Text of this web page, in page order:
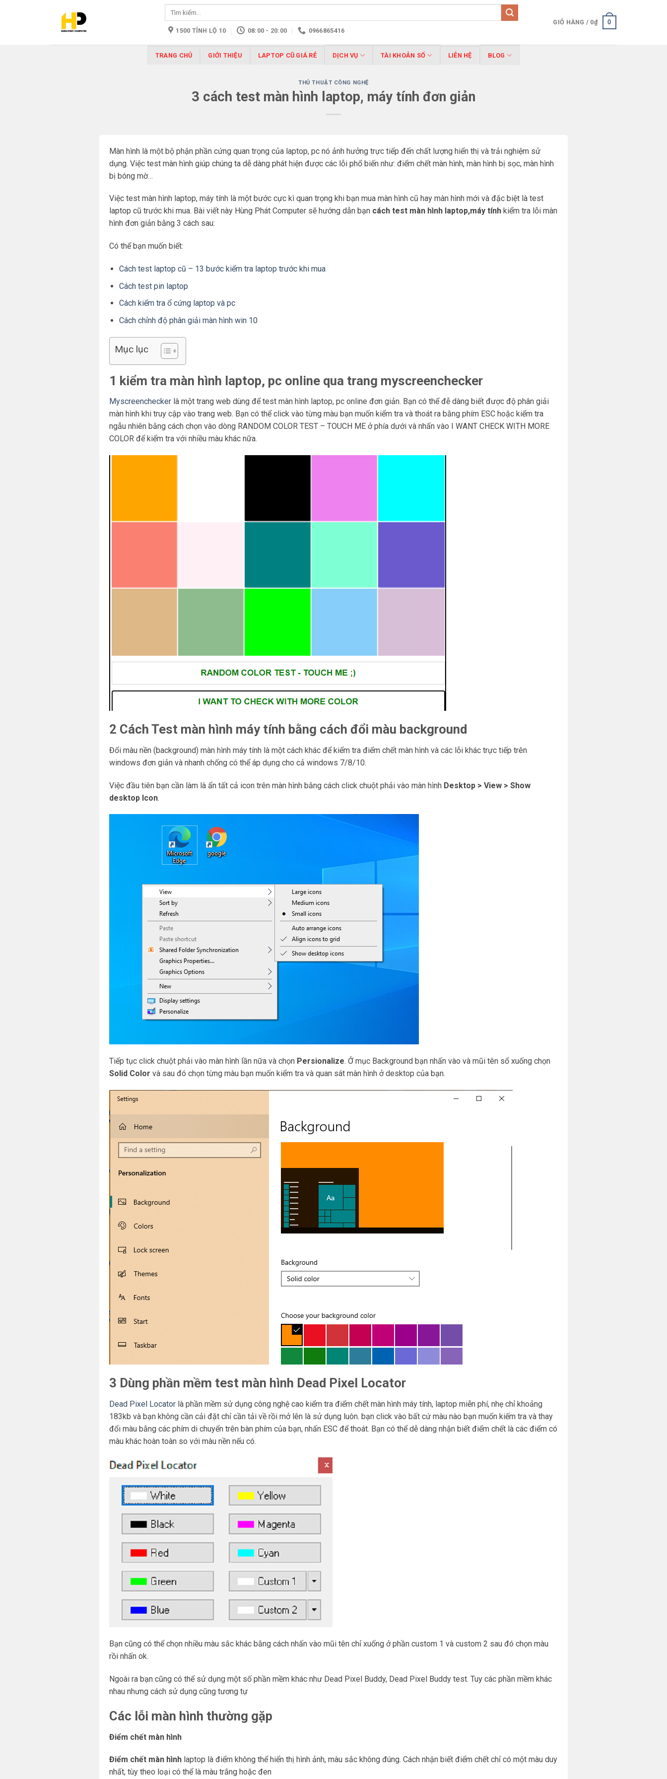
1500 TỈNH LỘ 10 08:00 - 20:00 0966865416
GIỎ HÀNG / 0₫ 0
TRANG CHỦ GIỚI THIỆU LAPTOP CŨ GIÁ RẺ DỊCH VỤ TÀI KHOẢN SỐ LIÊN HỆ BLOG
THỦ THUẬT CÔNG NGHỆ
3 cách test màn hình laptop, máy tính đơn giản
Màn hình là một bộ phận phần cứng quan trọng của laptop, pc nó ảnh hưởng trực tiếp đến chất lượng hiển thị và trải nghiệm sử
dụng. Việc test màn hình giúp chúng ta dễ dàng phát hiện được các lỗi phổ biến như: điểm chết màn hình, màn hình bị sọc, màn hình
bị bóng mờ…
Việc test màn hình laptop, máy tính là một bước cực kì quan trọng khi bạn mua màn hình cũ hay màn hình mới và đặc biệt là test
laptop cũ trước khi mua. Bài viết này Hùng Phát Computer sẽ hướng dẫn bạn cách test màn hình laptop,máy tínhkiểm tra lỗi màn
hình đơn giản bằng 3 cách sau:
Có thể bạn muốn biết:
Cách test laptop cũ – 13 bước kiểm tra laptop trước khi mua
Cách test pin laptop
Cách kiểm tra ổ cứng laptop và pc
Cách chỉnh độ phân giải màn hình win 10
Mục lục
1 kiểm tra màn hình laptop, pc online qua trang myscreenchecker
Myscreencheckerlà một trang web dùng để test màn hình laptop, pc online đơn giản. Bạn có thể đễ dàng biết được độ phân giải
màn hình khi truy cập vào trang web. Bạn có thể click vào từng màu bạn muốn kiểm tra và thoát ra bằng phím ESC hoặc kiểm tra
ngẫu nhiên bằng cách chọn vào dòng RANDOM COLOR TEST – TOUCH ME ở phía dưới và nhấn vào I WANT CHECK WITH MORE
COLOR để kiểm tra với nhiều màu khác nữa.
2 Cách Test màn hình máy tính bằng cách đổi màu background
Đổi màu nền (background) màn hình máy tính là một cách khác để kiểm tra điểm chết màn hình và các lỗi khác trực tiếp trên
windows đơn giản và nhanh chống có thể áp dụng cho cả windows 7/8/10.
Việc đầu tiên bạn cần làm là ẩn tất cả icon trên màn hình bằng cách click chuột phải vào màn hình Desktop > View > Show
desktop Icon.
Tiếp tục click chuột phải vào màn hình lần nữa và chọn Persionalize. Ở mục Background bạn nhấn vào và mũi tên sổ xuống chọn
Solid Color và sau đó chọn từng màu bạn muốn kiểm tra và quan sát màn hình ở desktop của bạn.
3 Dùng phần mềm test màn hình Dead Pixel Locator
Dead Pixel Locatorlà phần mềm sử dụng công nghệ cao kiểm tra điểm chết màn hình máy tính, laptop miễn phí, nhẹ chỉ khoảng
183kb và bạn không cần cải đặt chỉ cần tải về rồi mở lên là sử dụng luôn. bạn click vào bất cứ màu nào bạn muốn kiếm tra và thay
đổi màu bằng các phím di chuyển trên bàn phím của bạn, nhấn ESC để thoát. Bạn có thể dễ dàng nhận biết điểm chết là các điểm có
màu khác hoàn toàn so với màu nền nếu có.
Bạn cũng có thể chọn nhiều màu sắc khác bằng cách nhấn vào mũi tên chỉ xuống ở phần custom 1 và custom 2 sau đó chọn màu
rồi nhấn ok.
Ngoài ra bạn cũng có thể sử dụng một số phần mềm khác như Dead Pixel Buddy, Dead Pixel Buddy test. Tuy các phần mềm khác
nhau nhưng cách sử dụng cũng tương tự
Các lỗi màn hình thường gặp
Điểm chết màn hình
Điểm chết màn hìnhlaptop là điểm không thể hiển thị hình ảnh, màu sắc không đúng. Cách nhận biết điểm chết chỉ có một màu duy
nhất, tùy theo loại có thể là màu trắng hoặc đen